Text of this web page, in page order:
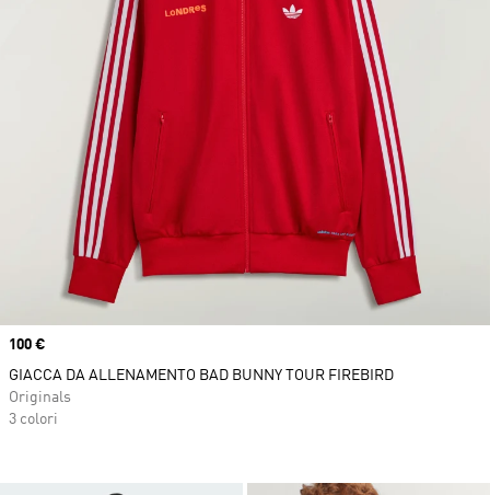
Price
100 €
GIACCA DA ALLENAMENTO BAD BUNNY TOUR FIREBIRD
Originals
3 colori